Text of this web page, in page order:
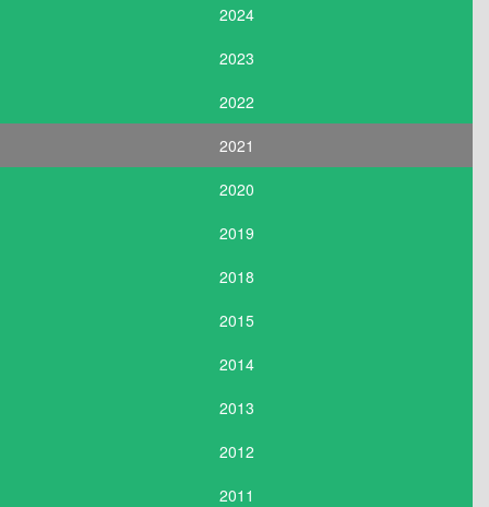
2024
2023
2022
2021
2020
2019
2018
2015
2014
2013
2012
2011